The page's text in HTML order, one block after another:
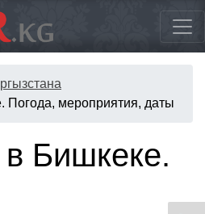
Погода, мероприятия, даты
Бишкеке.